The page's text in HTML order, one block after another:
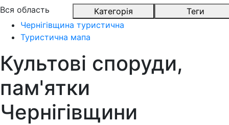
Вся область
Категорія
Теги
Чернігівщина туристична
Туристична мапа
Культові споруди,
пам'ятки
Чернігівщини